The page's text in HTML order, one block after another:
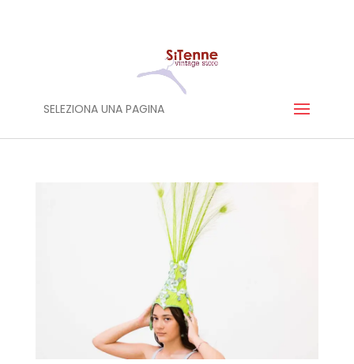
SELEZIONA UNA PAGINA